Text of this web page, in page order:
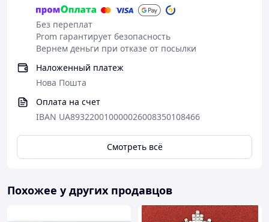
Без переплат
Prom гарантирует безопасность
Вернем деньги при отказе от посылки
Наложенный платеж
Нова Пошта
Оплата на счет
IBAN UA893220010000026008350108466
Смотреть всё
Похожее у других продавцов